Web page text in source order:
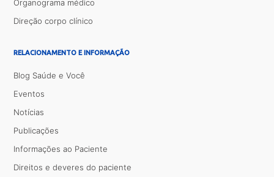
Organograma médico
Direção corpo clínico
RELACIONAMENTO E INFORMAÇÃO
Blog Saúde e Você
Eventos
Notícias
Publicações
Informações ao Paciente
Direitos e deveres do paciente